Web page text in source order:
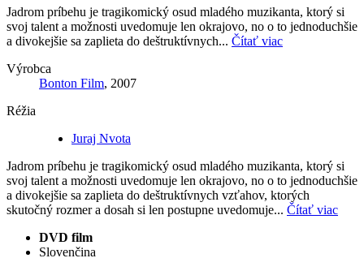
Jadrom príbehu je tragikomický osud mladého muzikanta, ktorý si
svoj talent a možnosti uvedomuje len okrajovo, no o to jednoduchšie
a divokejšie sa zaplieta do deštruktívnych... Čítať viac
Výrobca
Bonton Film, 2007
Réžia
Juraj Nvota
Jadrom príbehu je tragikomický osud mladého muzikanta, ktorý si
svoj talent a možnosti uvedomuje len okrajovo, no o to jednoduchšie
a divokejšie sa zaplieta do deštruktívnych vzťahov, ktorých
skutočný rozmer a dosah si len postupne uvedomuje... Čítať viac
DVD film
Slovenčina